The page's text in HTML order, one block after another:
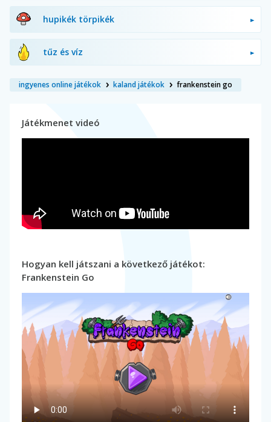
hupikék törpikék
tűz és víz
ingyenes online játékok kaland játékok frankenstein go
Játékmenet videó
Hogyan kell játszani a következő játékot:
Frankenstein Go